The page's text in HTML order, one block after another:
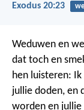
Exodus 20:23
Weduwen en
dat toch en
hen luisteren:
jullie doden, en
worden en jullie